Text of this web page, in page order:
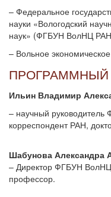
– Федеральное
науки «Вологодский
наук» (ФГБУН ВолНЦ
– Вольное
ПРОГРАММНЫЙ
Ильин Владимир
– научный
корреспондент РАН,
Шабунова Александра
– Директор ФГБУН ВолНЦ
профессор.